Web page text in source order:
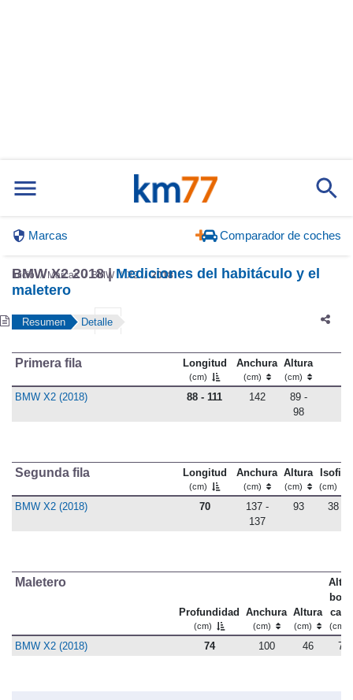
Marcas Comparador de coches
Inicio Marcas BMW X2 2018
BMW X2 2018 |Mediciones del habitáculo y el
maletero
Resumen Detalle
Primera fila Longitud
(cm)
Anchura
(cm)
Altura
(cm)
BMW X2 (2018) 88 - 111 142
89 -
98
Segunda fila Longitud
(cm)
Anchura
(cm)
Altura
(cm)
Isofix
(cm)
BMW X2 (2018) 70
137 -
137
93 38
Maletero
Profundidad
(cm)
Anchura
(cm)
Altura
(cm) (cm)
BMW X2 (2018) 74 100 46 74